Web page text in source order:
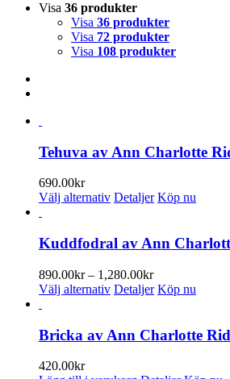
Visa 36 produkter
Visa 36 produkter
Visa 72 produkter
Visa 108 produkter
Tehuva av Ann Charlotte
690.00kr
Välj alternativ Den
har
flera
varianter.
De
olika
kan
väljas
Detaljer Köp nu
Kuddfodral av Ann
890.00kr – 1,280.00krPrisintervall:
890.00kr
Välj alternativ Den
har
flera
De
Detaljer Köp nu
Bricka av Ann Charlotte
420.00kr